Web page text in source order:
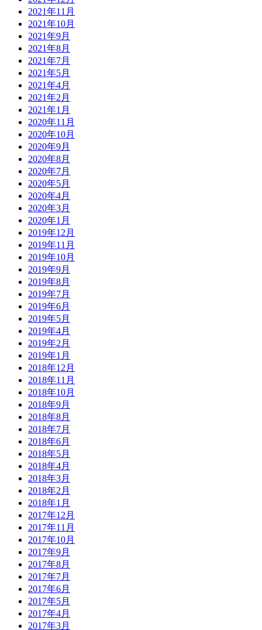
2021年11月
2021年10月
2021年9月
2021年8月
2021年7月
2021年5月
2021年4月
2021年2月
2021年1月
2020年11月
2020年10月
2020年9月
2020年8月
2020年7月
2020年5月
2020年4月
2020年3月
2020年1月
2019年12月
2019年11月
2019年10月
2019年9月
2019年8月
2019年7月
2019年6月
2019年5月
2019年4月
2019年2月
2019年1月
2018年12月
2018年11月
2018年10月
2018年9月
2018年8月
2018年7月
2018年6月
2018年5月
2018年4月
2018年3月
2018年2月
2018年1月
2017年12月
2017年11月
2017年10月
2017年9月
2017年8月
2017年7月
2017年6月
2017年5月
2017年4月
2017年3月